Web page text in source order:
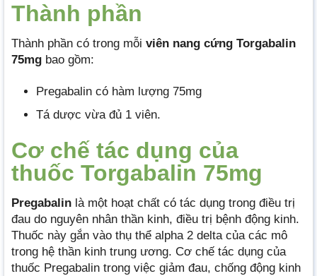
Thành phần
Thành phần có trong mỗi viên nang cứng Torgabalin
75mg bao gồm:
Pregabalin có hàm lượng 75mg
Tá dược vừa đủ 1 viên.
Cơ chế tác dụng của
thuốc Torgabalin 75mg
Pregabalin là một hoạt chất có tác dụng trong điều trị
đau do nguyên nhân thần kinh, điều trị bệnh động kinh.
Thuốc này gắn vào thụ thể alpha 2 delta của các mô
trong hệ thần kinh trung ương. Cơ chế tác dụng của
thuốc Pregabalin trong việc giảm đau, chống động kinh